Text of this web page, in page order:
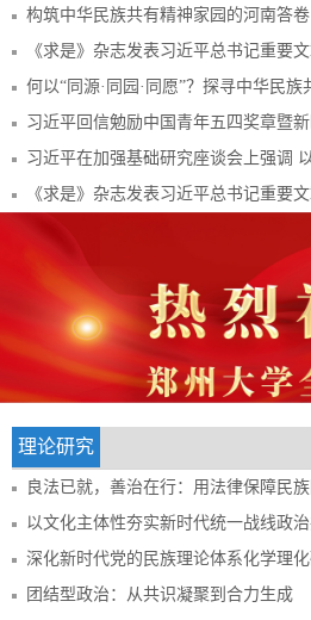
构筑中华民族共有精神家园的河南答卷
《求是》杂志发表习近平总书记重要文章《
何以“同源·同园·同愿”？探寻中华民族共
习近平回信勉励中国青年五四奖章暨新时代
习近平在加强基础研究座谈会上强调 以更
《求是》杂志发表习近平总书记重要文章《
理论研究
良法已就，善治在行：用法律保障民
以文化主体性夯实新时代统一战线政
深化新时代党的民族理论体系化学理
团结型政治：从共识凝聚到合力生成